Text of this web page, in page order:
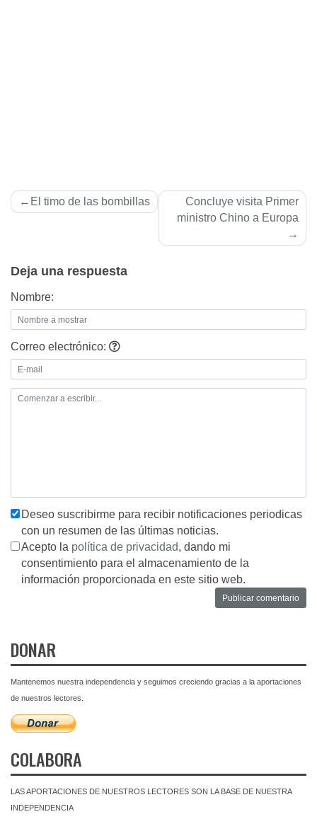
Navegación
El timo de las bombillas
Concluye visita Primer
ministro Chino a Europa
Deja una respuesta
Nombre:
Correo electrónico:
Deseo suscribirme para recibir notificaciones periodicas
con un resumen de las últimas noticias.
Acepto la política de privacidad, dando mi
consentimiento para el almacenamiento de la
información proporcionada en este sitio web.
DONAR
Mantenemos nuestra independencia y seguimos creciendo gracias a la aportaciones
de nuestros lectores.
COLABORA
LAS APORTACIONES DE NUESTROS LECTORES SON LA BASE DE NUESTRA
INDEPENDENCIA